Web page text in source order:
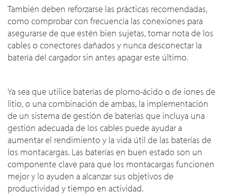
También deben reforzarse las prácticas recomendadas,
como comprobar con frecuencia las conexiones para
asegurarse de que estén bien sujetas, tomar nota de los
cables o conectores dañados y nunca desconectar la
batería del cargador sin antes apagar este último.
Ya sea que utilice baterías de plomo-ácido o de iones de
litio, o una combinación de ambas, la implementación
de un sistema de gestión de baterías que incluya una
gestión adecuada de los cables puede ayudar a
aumentar el rendimiento y la vida útil de las baterías de
los montacargas. Las baterías en buen estado son un
componente clave para que los montacargas funcionen
mejor y lo ayuden a alcanzar sus objetivos de
productividad y tiempo en actividad.